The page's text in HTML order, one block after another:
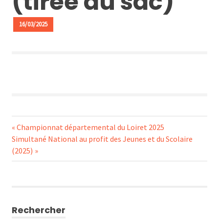
16/03/2025
Navigation
de
Previous
Post:
Championnat départemental du Loiret 2025
Next
Post:
Simultané National au profit des Jeunes et du Scolaire
(2025)
Rechercher